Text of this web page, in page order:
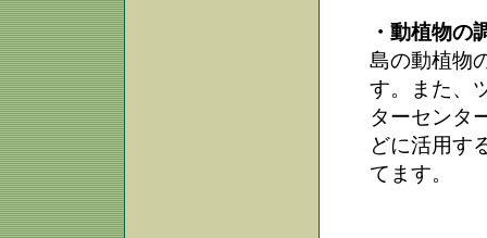
・動植物の
島の動植物
す。また、
ターセンタ
どに活用す
てます。